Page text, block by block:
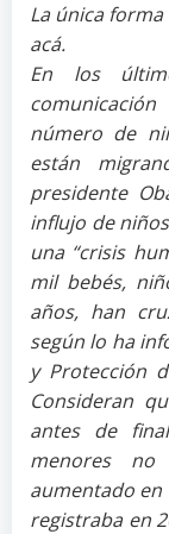
La única
acá.
En los
número de
están
presidente
influjo de
una “crisis
mil bebés,
años, han
según lo ha
y Protección
Consideran
antes de
menores no
aumentado en
registraba en